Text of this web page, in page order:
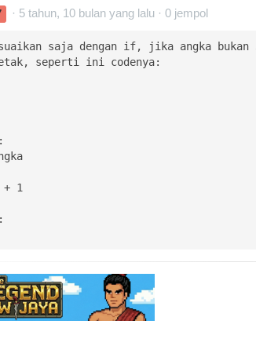
· 5 tahun, 10 bulan yang lalu · 0 jempol
saja dengan if, jika angka bukan
seperti ini codenya: